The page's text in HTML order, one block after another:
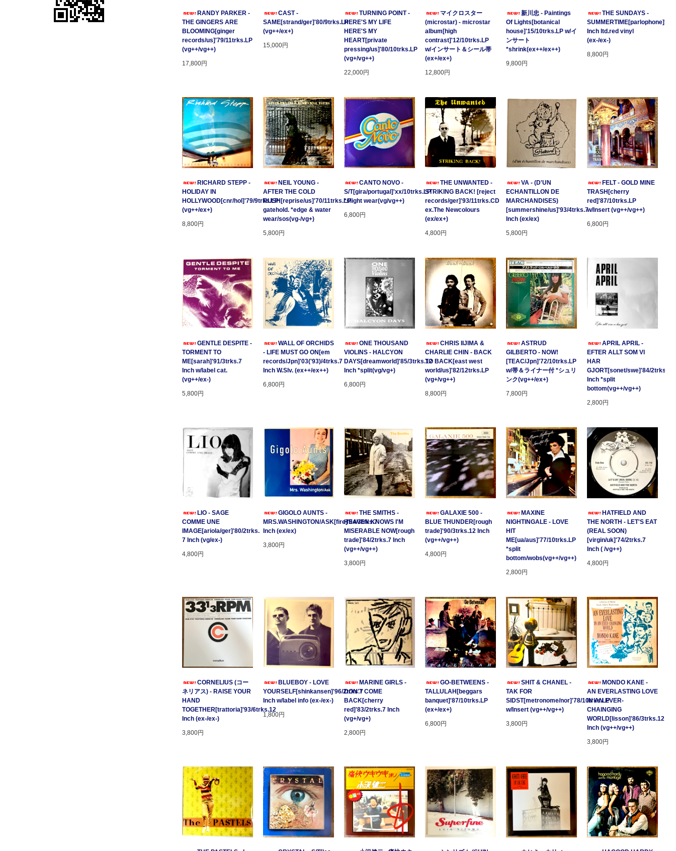
RANDY PARKER -
THE GINGERS ARE
BLOOMING[ginger
records/us]'79/11trks.LP
(vg++/vg++)
17,800円
CAST -
SAME[strand/ger]'80/9trks.LP
(vg++/ex+)
15,000円
TURNING POINT -
HERE'S MY LIFE
HERE'S MY
HEART[private
pressing/us]'80/10trks.LP
(vg+/vg++)
22,000円
マイクロスター
(microstar) - microstar
album[high
contrast]'12/10trks.LP
w/インサート＆シール帯
(ex+/ex+)
12,800円
新川忠 - Paintings
Of Lights[botanical
house]'15/10trks.LP w/イ
ンサート
*shrink(ex++/ex++)
9,800円
THE SUNDAYS -
Inch ltd.red vinyl
(ex-/ex-)
8,800円
RICHARD STEPP -
HOLIDAY IN
HOLLYWOOD[cnr/hol]'79/9trks.LP
(vg++/ex+)
8,800円
NEIL YOUNG -
AFTER THE COLD
RUSH[reprise/us]'70/11trks.LP
gatehold. *edge & water
wear/sos(vg-/vg+)
5,800円
CANTO NOVO -
S/T[gira/portugal]'xx/10trks.LP
*slight wear(vg/vg++)
6,800円
THE UNWANTED -
STRIKING BACK! [reject
records/ger]'93/11trks.CD
ex.The Newcolours
(ex/ex+)
4,800円
VA - (D'UN
ECHANTILLON DE
MARCHANDISES)
[summershine/us]'93/4trks.7
Inch (ex/ex)
5,800円
FELT - GOLD MINE
TRASH[cherry
red]'87/10trks.LP
w/Insert (vg++/vg++)
6,800円
GENTLE DESPITE -
TORMENT TO
ME[sarah]'91/3trks.7
Inch w/label cat.
(vg++/ex-)
5,800円
WALL OF ORCHIDS
- LIFE MUST GO ON[em
records/Jpn]'03('93)/4trks.7
Inch W.Slv. (ex++/ex++)
6,800円
ONE THOUSAND
VIOLINS - HALCYON
DAYS[dreamworld]'85/3trks.12
Inch *split(vg/vg+)
6,800円
CHRIS IIJIMA &
CHARLIE CHIN - BACK
TO BACK[east west
world/us]'82/12trks.LP
(vg+/vg++)
8,800円
ASTRUD
GILBERTO - NOW!
[TEAC/Jpn]'72/10trks.LP
w/帯＆ライナー付 *シュリ
ンク(vg++/ex+)
7,800円
APRIL APRIL -
EFTER ALLT SOM VI
HAR
GJORT[sonet/swe]'84/2trks.7
Inch *split
bottom(vg++/vg++)
2,800円
LIO - SAGE
COMME UNE
IMAGE[ariola/ger]'80/2trks.
7 Inch (vg/ex-)
4,800円
GIGOLO AUNTS -
MRS.WASHINGTON/ASK[fire]'94/3trks.7
Inch (ex/ex)
3,800円
THE SMITHS -
HEAVEN KNOWS I'M
MISERABLE NOW[rough
trade]'84/2trks.7 Inch
(vg++/vg++)
3,800円
GALAXIE 500 -
BLUE THUNDER[rough
trade]'90/3trks.12 Inch
(vg++/vg++)
4,800円
MAXINE
NIGHTINGALE - LOVE
HIT
ME[ua/aus]'77/10trks.LP
*split
bottom/wobs(vg++/vg++)
2,800円
HATFIELD AND
THE NORTH - LET'S EAT
(REAL SOON)
[virgin/uk]'74/2trks.7
Inch ( /vg++)
4,800円
CORNELIUS (コー
ネリアス) - RAISE YOUR
HAND
TOGETHER[trattoria]'93/6trks.12
Inch (ex-/ex-)
3,800円
BLUEBOY - LOVE
YOURSELF[shinkansen]'96/2trks.7
Inch w/label info (ex-/ex-)
1,800円
MARINE GIRLS -
DON'T COME
BACK[cherry
red]'83/2trks.7 Inch
(vg+/vg+)
2,800円
GO-BETWEENS -
TALLULAH[beggars
banquet]'87/10trks.LP
(ex+/ex+)
6,800円
SHIT & CHANEL -
TAK FOR
SIDST[metronome/nor]'78/10trks.LP
w/Insert (vg++/vg++)
3,800円
MONDO KANE -
AN EVERLASTING LOVE
IN AN EVER-
CHAINGING
WORLD[lisson]'86/3trks.12
Inch (vg++/vg++)
3,800円